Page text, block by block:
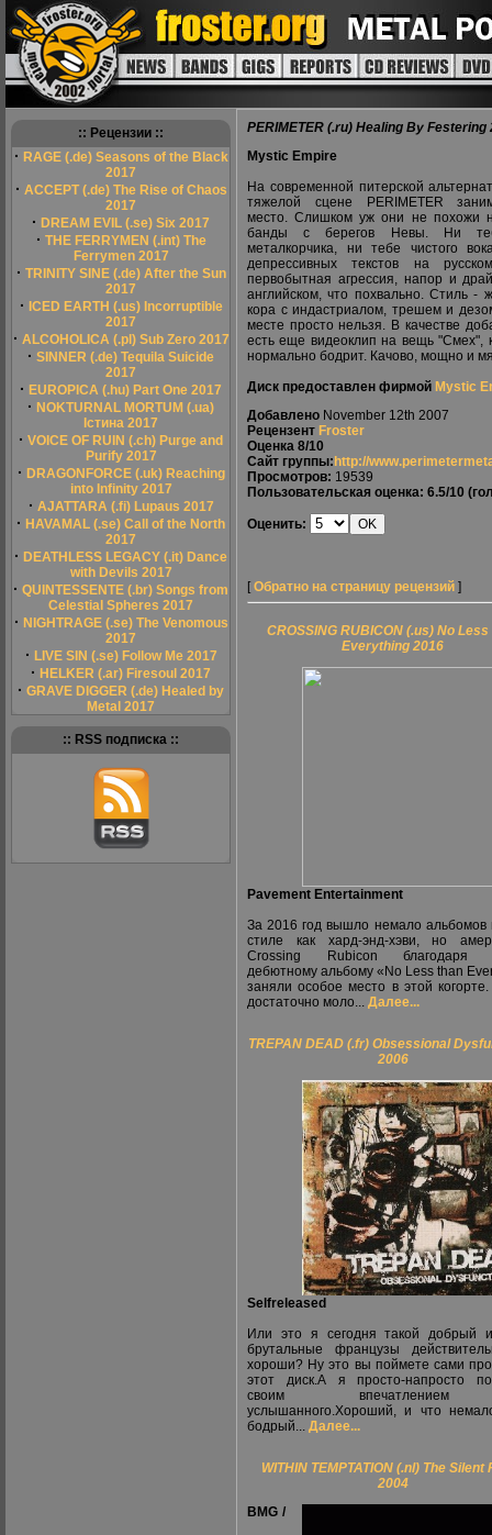
:: Рецензии ::
· RAGE (.de) Seasons of the Black
2017
· ACCEPT (.de) The Rise of Chaos
2017
· DREAM EVIL (.se) Six 2017
· THE FERRYMEN (.int) The
Ferrymen 2017
· TRINITY SINE (.de) After the Sun
2017
· ICED EARTH (.us) Incorruptible
2017
· ALCOHOLICA (.pl) Sub Zero 2017
· SINNER (.de) Tequila Suicide
2017
· EUROPICA (.hu) Part One 2017
· NOKTURNAL MORTUM (.ua)
Істина 2017
· VOICE OF RUIN (.ch) Purge and
Purify 2017
· DRAGONFORCE (.uk) Reaching
into Infinity 2017
· AJATTARA (.fi) Lupaus 2017
· HAVAMAL (.se) Call of the North
2017
· DEATHLESS LEGACY (.it) Dance
with Devils 2017
· QUINTESSENTE (.br) Songs from
Celestial Spheres 2017
· NIGHTRAGE (.se) The Venomous
2017
· LIVE SIN (.se) Follow Me 2017
· HELKER (.ar) Firesoul 2017
· GRAVE DIGGER (.de) Healed by
Metal 2017
:: RSS подписка ::
PERIMETER (.ru) Healing By Festering
Mystic Empire
На современной питерской
тяжелой сцене PERIMETER
место. Слишком уж они не похожи
банды с берегов Невы. Ни
металкорчика, ни тебе чистого
депрессивных текстов на
первобытная агрессия, напор и
английском, что похвально. Стиль -
кора с индастриалом, трешем и
месте просто нельзя. В качестве
есть еще видеоклип на вещь "Смех",
нормально бодрит. Качово, мощно и
Диск предоставлен фирмой Mystic
Добавлено November 12th 2007
Рецензент Froster
Оценка 8/10
Сайт группы: http://
Просмотров: 19539
Пользовательская оценка: 6.5/10
Оценить:
[Обратно на страницу рецензий ]
CROSSING RUBICON (.us) No Less
Everything 2016
Pavement Entertainment
За 2016 год вышло немало альбомов
стиле как хард-энд-хэви, но
Crossing Rubicon благодаря
дебютному альбому «No Less than
заняли особое место в этой
достаточно моло... Далее...
TREPAN DEAD (.fr) Obsessional
2006
Selfreleased
Или это я сегодня такой добрый
брутальные французы
хороши? Ну это вы поймете сами
этот диск.А я просто-напросто
своим
услышанного.Хороший, и что
бодрый... Далее...
WITHIN TEMPTATION (.nl) The Silent
2004
BMG /